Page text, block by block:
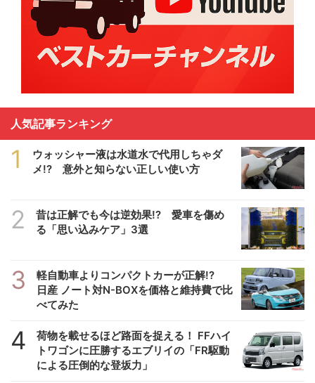
人気記事ランキング
1
ウォッシャー液は水道水で代用しちゃダ
メ!? 意外と知らない正しい使い方
2
昔は正解でも今は逆効果!? 愛車を傷め
る「思い込みケア」3選
3
軽自動車よりコンパクトカーが正解!?
日産 ノート対N-BOXを価格と維持費で比
べてみた
4
荷物を載せるほど路面を捉える！ FFハイ
トワゴンに圧勝するエブリイの「FR駆動
による圧倒的な登坂力」